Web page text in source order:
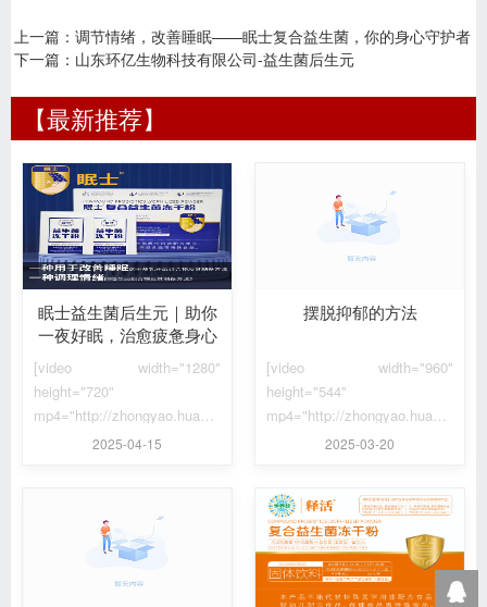
上一篇： 调节情绪，改善睡眠——眠士复合益生菌，你的身心守护者
下一篇： 山东环亿生物科技有限公司-益生菌后生元
【最新推荐】
眠士益生菌后生元｜助你
一夜好眠，治愈疲惫身心
[video width="1280"
height="720"
mp4="http://zhongyao.huaup.com/wp-
content/uploads/2025/04/929c0b79c7ddf04c...
2025-04-15
摆脱抑郁的方法
[video width="960"
height="544"
mp4="http://zhongyao.huaup.com/
content/uploads/2025/03/
2025-03-20